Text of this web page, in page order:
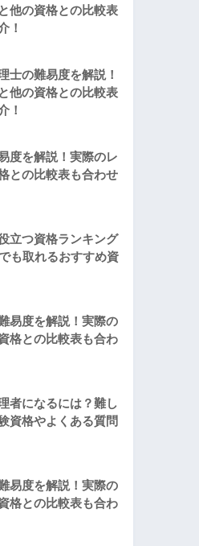
他の資格との比較表
！
士の難易度を解説！
他の資格との比較表
！
度を解説！実際のレ
との比較表も合わせ
立つ資格ランキング
も取れるおすすめ資
易度を解説！実際の
格との比較表も合わ
者になるには？難し
資格やよくある質問
易度を解説！実際の
格との比較表も合わ